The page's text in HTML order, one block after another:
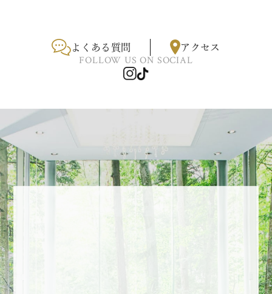
よくある質問 アクセス
FOLLOW US ON SOCIAL